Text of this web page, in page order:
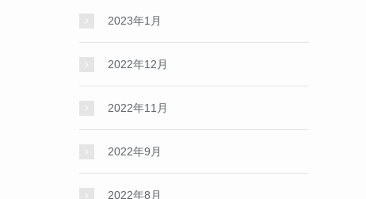
2023年1月
2022年12月
2022年11月
2022年9月
2022年8月